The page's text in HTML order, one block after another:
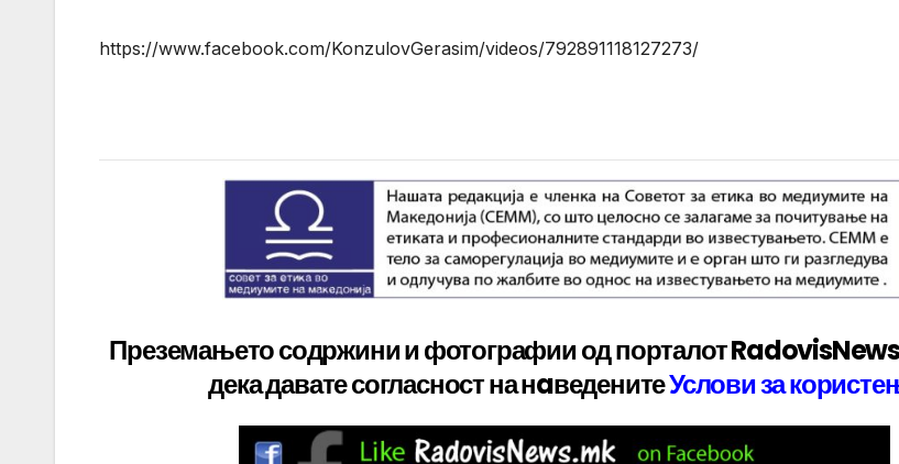
https://www.facebook.com/KonzulovGerasim/videos/792891118127273/
Преземањето содржини и фотографии од порталот
дека даватесогласност на нaведенитеУслови за